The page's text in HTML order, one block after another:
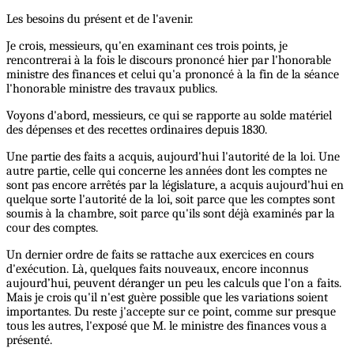
Les besoins du présent et de l'avenir.
Je crois, messieurs, qu'en examinant ces trois points, je
rencontrerai à la fois le discours prononcé hier par l'honorable
ministre des finances et celui qu'a prononcé à la fin de la séance
l'honorable ministre des travaux publics.
Voyons d'abord, messieurs, ce qui se rapporte au solde matériel
des dépenses et des recettes ordinaires depuis 1830.
Une partie des faits a acquis, aujourd'hui l'autorité de la loi. Une
autre partie, celle qui concerne les années dont les comptes ne
sont pas encore arrêtés par la législature, a acquis aujourd'hui en
quelque sorte l'autorité de la loi, soit parce que les comptes sont
soumis à la chambre, soit parce qu'ils sont déjà examinés par la
cour des comptes.
Un dernier ordre de faits se rattache aux exercices en cours
d'exécution. Là, quelques faits nouveaux, encore inconnus
aujourd’hui, peuvent déranger un peu les calculs que l'on a faits.
Mais je crois qu'il n'est guère possible que les variations soient
importantes. Du reste j'accepte sur ce point, comme sur presque
tous les autres, l'exposé que M. le ministre des finances vous a
présenté.